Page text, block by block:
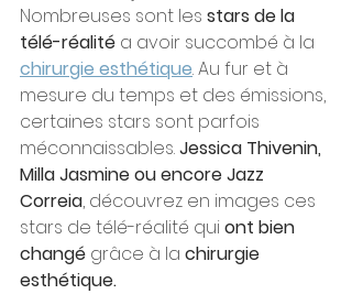
Nombreuses sont les stars de la
télé-réalité a avoir succombé à la
chirurgie esthétique. Au fur et à
mesure du temps et des émissions,
certaines stars sont parfois
méconnaissables. Jessica Thivenin,
Milla Jasmine ou encore Jazz
Correia, découvrez en images ces
stars de télé-réalité qui ont bien
changé grâce à la chirurgie
esthétique.